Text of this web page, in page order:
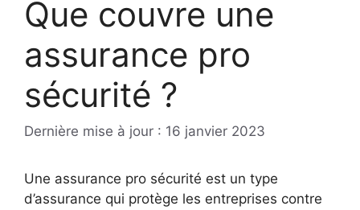
Que couvre une
assurance pro
sécurité ?
16 janvier 2023
Une assurance pro sécurité est un type
d’assurance qui protège les entreprises contre